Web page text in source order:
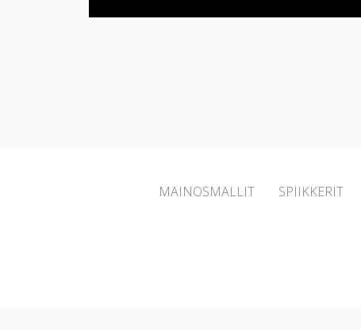
MAINOSMALLIT SPIIKKERIT